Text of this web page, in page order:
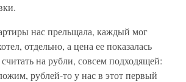
нас прельщала, каждый мог
отдельно, а цена ее показалась
на рубли, совсем подходящей:
рублей-то у нас в этот первый